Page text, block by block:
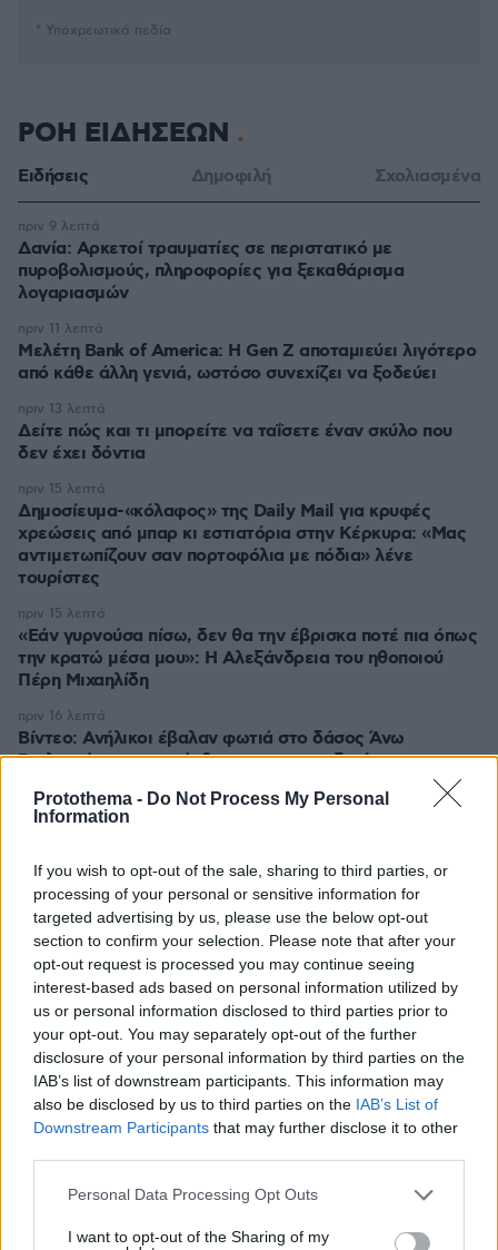
Protothema - Do Not Process My Personal
Information
If you wish to opt-out of the sale, sharing to third parties, or
processing of your personal or sensitive information for
targeted advertising by us, please use the below opt-out
section to confirm your selection. Please note that after your
opt-out request is processed you may continue seeing
interest-based ads based on personal information utilized by
us or personal information disclosed to third parties prior to
your opt-out. You may separately opt-out of the further
disclosure of your personal information by third parties on the
IAB’s list of downstream participants. This information may
also be disclosed by us to third parties on the IAB’s List of
Downstream Participants that may further disclose it to other
Please note that this website/app uses one or more Google
not limited to your visit or usage behaviour. You may click to
Personal Data Processing Opt Outs
I want to opt-out of the Sharing of my
* Υποχρεωτικά πεδία
ΡΟΗ ΕΙΔΗΣΕΩΝ
Ειδήσεις Δημοφιλή Σχολιασμένα
Δανία: Αρκετοί τραυματίες σε περιστατικό με
πυροβολισμούς, πληροφορίες για ξεκαθάρισμα
λογαριασμών
πριν 9 λεπτά
Μελέτη Bank of America: Η Gen Z αποταμιεύει λιγότερο
από κάθε άλλη γενιά, ωστόσο συνεχίζει να ξοδεύει
πριν 11 λεπτά
Δείτε πώς και τι μπορείτε να ταΐσετε έναν σκύλο που
δεν έχει δόντια
πριν 13 λεπτά
Δημοσίευμα-«κόλαφος» της Daily Mail για κρυφές
χρεώσεις από μπαρ κι εστιατόρια στην Κέρκυρα: «Μας
αντιμετωπίζουν σαν πορτοφόλια με πόδια» λένε
τουρίστες
πριν 15 λεπτά
«Εάν γυρνούσα πίσω, δεν θα την έβρισκα ποτέ πια όπως
την κρατώ μέσα μου»: Η Αλεξάνδρεια του ηθοποιού
Πέρη Μιχαηλίδη
πριν 15 λεπτά
Βίντεο: Ανήλικοι έβαλαν φωτιά στο δάσος Άνω
Βριλησσίων και την έσβησαν, τους αναζητά η
πριν 16 λεπτά
Ηλείας, επιχειρούν 105 πυροσβέστες με 28 οχήματα,
δείτε βίντεο και φωτογραφίες
πριν 20 λεπτά
Δίπλα στην Εθνική μπάσκετ Κ16 ο Βασίλης Σπανούλης:
Μίλησε στους παίκτες μετά τη νίκη επί της Γεωργίας
πριν 28 λεπτά
Υψηλή χοληστερόλη: Τέσσερις κινήσεις που τη ρίχνουν
με φυσικό τρόπο
Πέθανε στα 74 του χρόνια ο σπουδαίος ηθοποιός Νίκος
Καλογερόπουλος
πριν 32 λεπτά
ΔΕΙΤΕ ΟΛΕΣ ΤΙΣ ΕΙΔΗΣΕΙΣ